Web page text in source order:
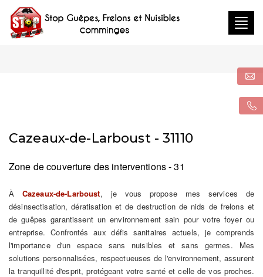
Cazeaux-de-Larboust - 31110
Zone de couverture des interventions - 31
À Cazeaux-de-Larboust, je vous propose mes services de
désinsectisation, dératisation et de destruction de nids de frelons et
de guêpes garantissent un environnement sain pour votre foyer ou
entreprise. Confrontés aux défis sanitaires actuels, je comprends
l'importance d'un espace sans nuisibles et sans germes. Mes
solutions personnalisées, respectueuses de l'environnement, assurent
la tranquillité d'esprit, protégeant votre santé et celle de vos proches.